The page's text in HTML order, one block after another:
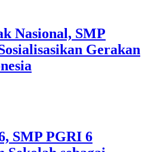
Nasional, SMP
Gerakan
SMP PGRI 6